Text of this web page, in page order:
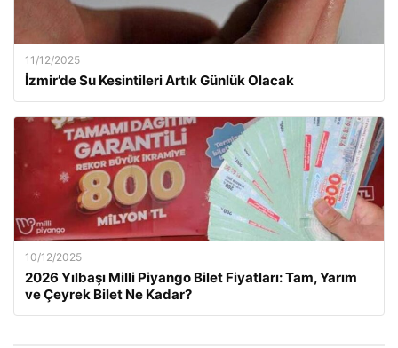
11/12/2025
İzmir’de Su Kesintileri Artık Günlük Olacak
10/12/2025
2026 Yılbaşı Milli Piyango Bilet Fiyatları: Tam, Yarım
ve Çeyrek Bilet Ne Kadar?